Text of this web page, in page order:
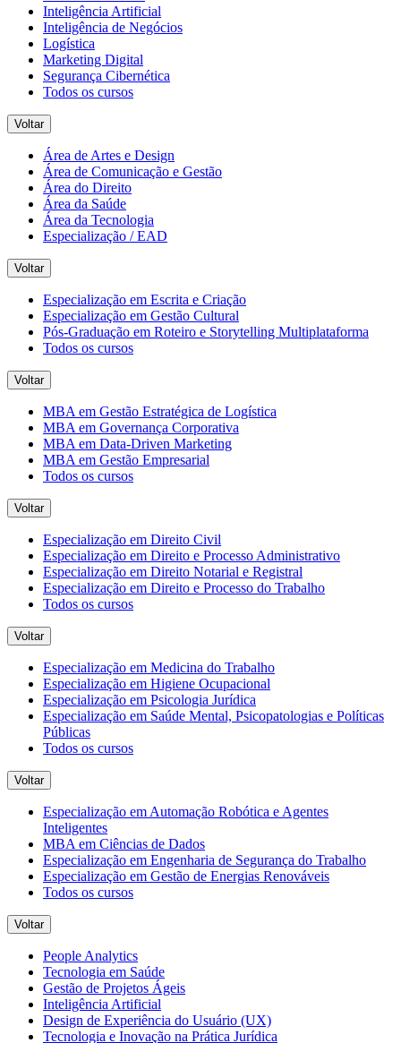
Inteligência Artificial
Inteligência de Negócios
Logística
Marketing Digital
Segurança Cibernética
Todos os cursos
Voltar
Área de Artes e Design
Área de Comunicação e Gestão
Área do Direito
Área da Saúde
Área da Tecnologia
Especialização / EAD
Voltar
Especialização em Escrita e Criação
Especialização em Gestão Cultural
Pós-Graduação em Roteiro e Storytelling Multiplataforma
Todos os cursos
Voltar
MBA em Gestão Estratégica de Logística
MBA em Governança Corporativa
MBA em Data-Driven Marketing
MBA em Gestão Empresarial
Todos os cursos
Voltar
Especialização em Direito Civil
Especialização em Direito e Processo Administrativo
Especialização em Direito Notarial e Registral
Especialização em Direito e Processo do Trabalho
Todos os cursos
Voltar
Especialização em Medicina do Trabalho
Especialização em Higiene Ocupacional
Especialização em Psicologia Jurídica
Especialização em Saúde Mental, Psicopatologias e Políticas
Públicas
Todos os cursos
Voltar
Especialização em Automação Robótica e Agentes
Inteligentes
MBA em Ciências de Dados
Especialização em Engenharia de Segurança do Trabalho
Especialização em Gestão de Energias Renováveis
Todos os cursos
Voltar
People Analytics
Tecnologia em Saúde
Gestão de Projetos Ágeis
Inteligência Artificial
Design de Experiência do Usuário (UX)
Tecnologia e Inovação na Prática Jurídica